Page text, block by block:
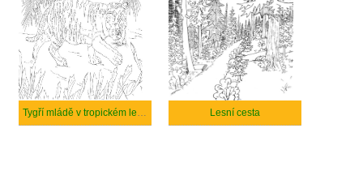
Tygří mládě v tropickém lese. Lesní cesta